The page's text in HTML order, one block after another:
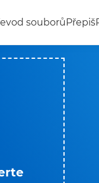
souborůPřepiš